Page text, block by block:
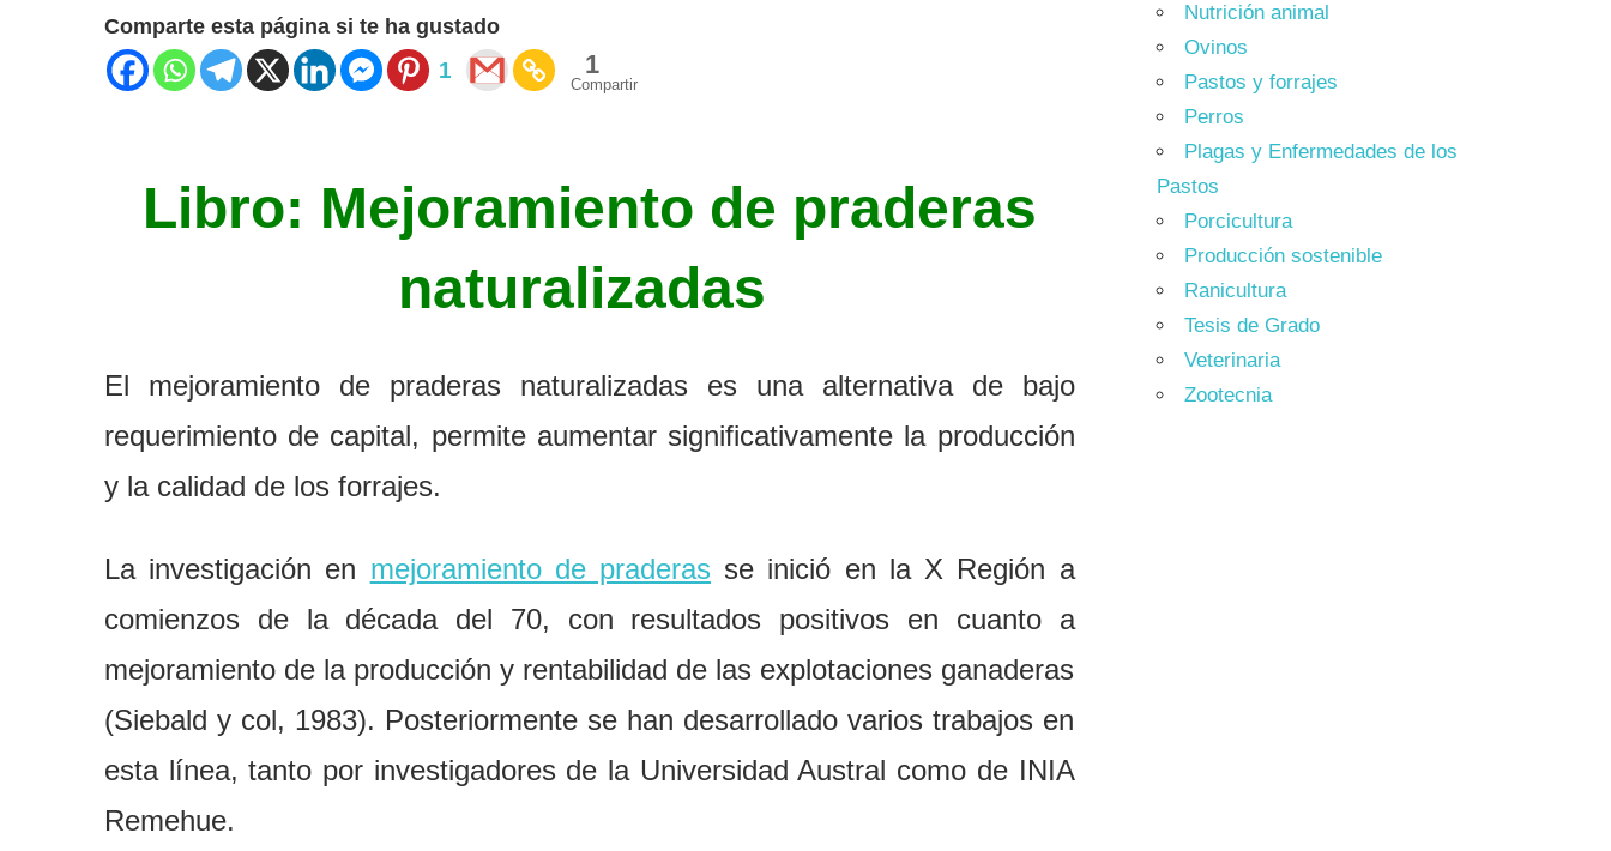
Comparte esta página si te ha gustado
1 1
Compartir
Libro: Mejoramiento de praderas
naturalizadas
El mejoramiento de praderas naturalizadas es una alternativa de bajo
requerimiento de capital, permite aumentar significativamente la producción
y la calidad de los forrajes.
La investigación en mejoramiento de praderas se inició en la X Región a
comienzos de la década del 70, con resultados positivos en cuanto a
mejoramiento de la producción y rentabilidad de las explotaciones ganaderas
(Siebald y col, 1983). Posteriormente se han desarrollado varios trabajos en
esta línea, tanto por investigadores de la Universidad Austral como de INIA
Remehue.
Nutrición animal
Ovinos
Pastos y forrajes
Perros
Plagas y Enfermedades de los
Pastos
Porcicultura
Producción sostenible
Ranicultura
Tesis de Grado
Veterinaria
Zootecnia